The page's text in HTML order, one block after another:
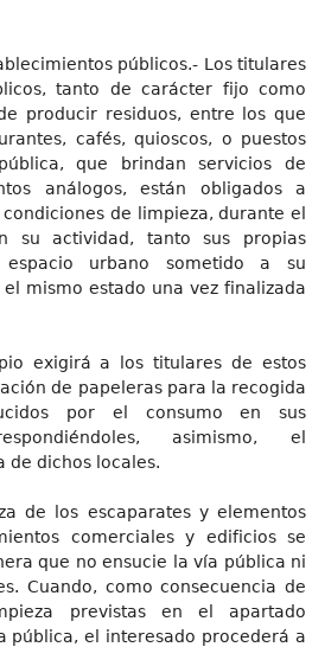
públicos.- Los titulares
tanto de carácter fijo como
producir residuos, entre los que
cafés, quioscos, o puestos
que brindan servicios de
análogos, están obligados a
de limpieza, durante el
su actividad, tanto sus propias
urbano sometido a su
mismo estado una vez finalizada
exigirá a los titulares de estos
de papeleras para la recogida
por el consumo en sus
asimismo, el
de dichos locales.
de los escaparates y elementos
comerciales y edificios se
que no ensucie la vía pública ni
Cuando, como consecuencia de
previstas en el apartado
pública, el interesado procederá a